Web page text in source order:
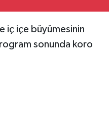
iç içe büyümesinin
sonunda koro